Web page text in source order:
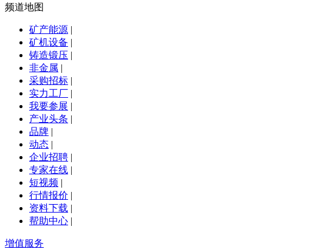
频道地图
矿产能源 |
矿机设备 |
铸造锻压 |
非金属 |
采购招标 |
实力工厂 |
我要参展 |
产业头条 |
品牌 |
动态 |
企业招聘 |
专家在线 |
短视频 |
行情报价 |
资料下载 |
帮助中心 |
增值服务